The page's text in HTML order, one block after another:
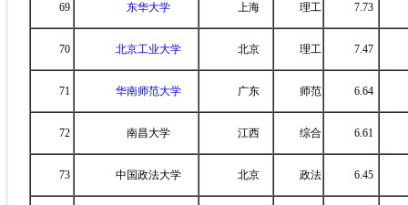
69 东华大学 上海 理工 7.73
70 北京工业大学 北京 理工 7.47
71 华南师范大学 广东 师范 6.64
72 南昌大学 江西 综合 6.61
73 中国政法大学 北京 政法 6.45